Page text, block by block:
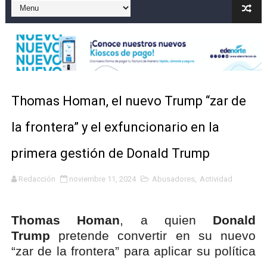
Operativo en Barahona: desmantelan fábrica de
Autoridades indagan muerte de mujer en La Zurza,
Accidente en Verón deja un motorista fallecido y otra
Discusión familiar termina en muerte de un joven en
Coraasan construye parque solar de un megavatio
Thomas Homan, el nuevo Trump “zar de
la frontera” y el exfuncionario en la
primera gestión de Donald Trump
Redacción noviembre 11, 2024 Abusadores, Actividad
Thomas Homan, a quien Donald
Trump pretende convertir en su nuevo
“zar de la frontera” para aplicar su política